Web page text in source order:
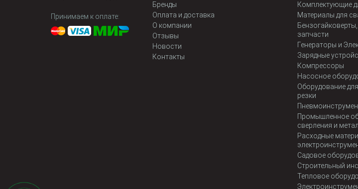
Принимаем к оплате:
Бренды
Оплата и доставка
О компании
Отзывы
Новости
Контакты
Комплектующие
Материалы для
запчасти
Генераторы и
Зарядные
Компрессоры
Насосное
Оборудование
резки
Промышленное
сверления и
Расходные
Садовое
Строительный
Тепловое